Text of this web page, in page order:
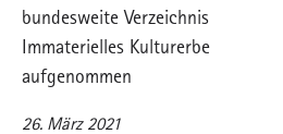
bundesweite Verzeichnis
Immaterielles Kulturerbe
aufgenommen
26. März 2021